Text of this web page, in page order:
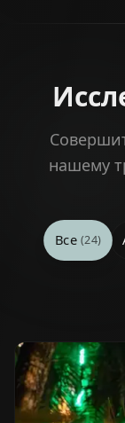
нашему
Все (24)